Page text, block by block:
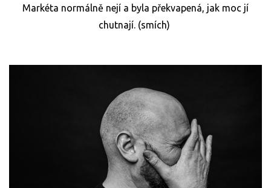
Markéta normálně nejí a byla překvapená, jak moc jí
chutnají. (smích)